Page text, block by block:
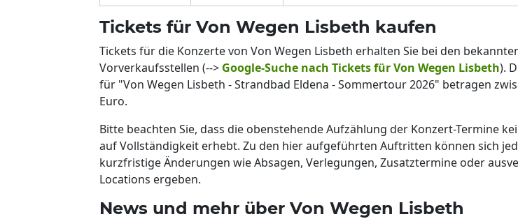
Tickets für Von Wegen Lisbeth kaufen
Tickets für die Konzerte von Von Wegen Lisbeth erhalten Sie bei den
Vorverkaufsstellen (--> Google-Suche nach Tickets für Von Wegen Lisbeth).
für "Von Wegen Lisbeth - Strandbad Eldena - Sommertour 2026" betragen
Euro.
Bitte beachten Sie, dass die obenstehende Aufzählung der Konzert-Termine
auf Vollständigkeit erhebt. Zu den hier aufgeführten Auftritten können sich
kurzfristige Änderungen wie Absagen, Verlegungen, Zusatztermine oder
Locations ergeben.
News und mehr über Von Wegen Lisbeth